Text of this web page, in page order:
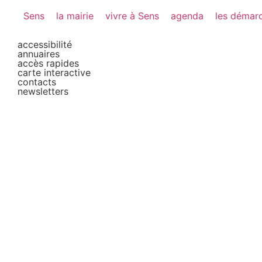
Sens la mairie vivre à Sens agenda les
accessibilité
annuaires
accès rapides
carte interactive
contacts
newsletters